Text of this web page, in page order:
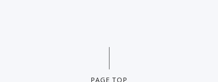
PAGE TOP